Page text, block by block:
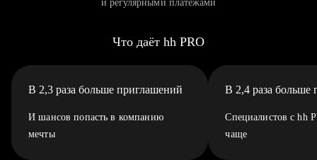
и регулярными платежами
Что даёт hh PRO
В 2,3 раза больше приглашений
И шансов попасть в компанию
мечты
В 2,4 раза больше
Специалистов с hh
чаще